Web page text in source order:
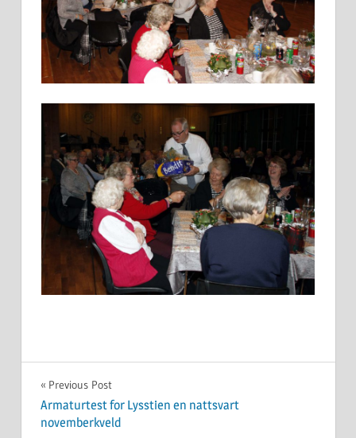
UKATEGORISERT
Innleggsnavigasjon
Previous Post
Armaturtest for Lysstien en nattsvart
novemberkveld